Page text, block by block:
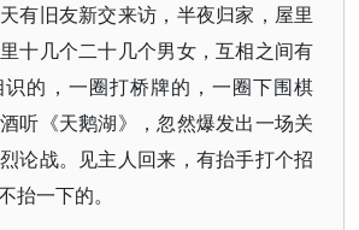
有旧友新交来访，半夜归家，屋里
十几个二十几个男女，互相之间有
的，一圈打桥牌的，一圈下围棋
听《天鹅湖》，忽然爆发出一场关
论战。见主人回来，有抬手打个招
抬一下的。